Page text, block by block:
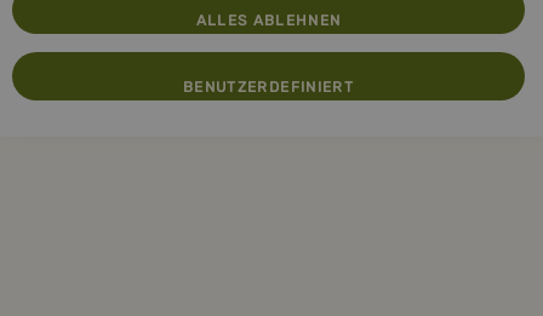
BENUTZERDEFINIERT
ALLES ABLEHNEN